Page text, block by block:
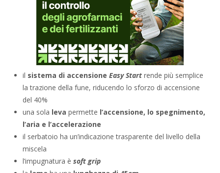
il sistema di accensione Easy Startrende più semplice
la trazione della fune, riducendo lo sforzo di accensione
del 40%
una sola leva permette l’accensione, lo spegnimento,
l’aria e l’accelerazione
il serbatoio ha un’indicazione trasparente del livello della
miscela
l’impugnatura è soft grip